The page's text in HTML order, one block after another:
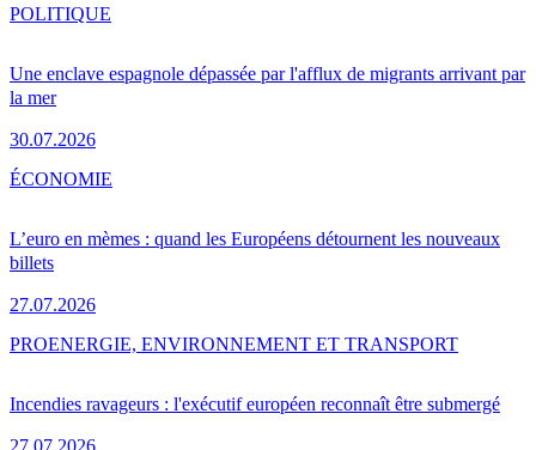
Une enclave espagnole dépassée par l'afflux de migrants arrivant par
la mer
30.07.2026
POLITIQUE
L’euro en mèmes : quand les Européens détournent les nouveaux
billets
27.07.2026
ÉCONOMIE
Incendies ravageurs : l'exécutif européen reconnaît être submergé
27.07.2026
PROENERGIE, ENVIRONNEMENT ET TRANSPORT